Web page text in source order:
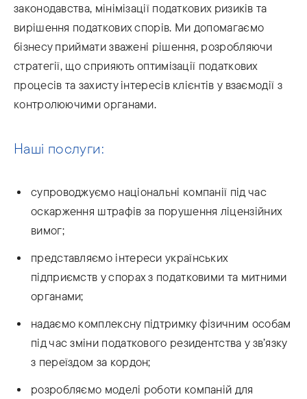
законодавства, мінімізації податкових ризиків та
вирішення податкових спорів. Ми допомагаємо
бізнесу приймати зважені рішення, розробляючи
стратегії, що сприяють оптимізації податкових
процесів та захисту інтересів клієнтів у взаємодії з
контролюючими органами.
Наші послуги:
супроводжуємо національні компанії під час
оскарження штрафів за порушення ліцензійних
вимог;
представляємо інтереси українських
підприємств у спорах з податковими та митними
органами;
надаємо комплексну підтримку фізичним особам
під час зміни податкового резидентства у зв’язку
з переїздом за кордон;
розробляємо моделі роботи компаній для